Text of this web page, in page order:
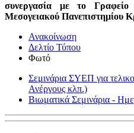
συνεργασία με το Γραφείο
Μεσογειακού Πανεπιστημίου
Ανακοίνωση
Δελτίο Τύπου
Φωτό
Σεμινάρια ΣΥΕΠ για
Ανέργους κλπ.)
Βιωματικά Σεμινάρια -